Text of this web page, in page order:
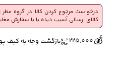
کفش مردانه
درخواست مرجوع کردن کالا در گروه عطر
کالای ارسالی آسیب دیده یا با سفارش🔥 6 فروش در هفته گذشته 👀 602 بازدید در ۲۴ ساعت گذشته
💰
225,000 بازگشت وجه به کیف